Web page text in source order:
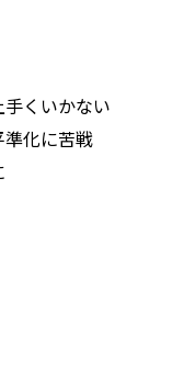
くいかない
化に苦戦